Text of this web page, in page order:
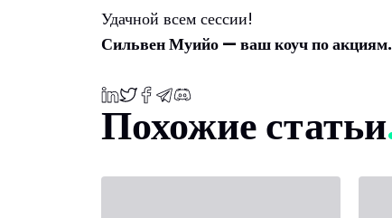
Удачной всем сессии!
Сильвен Муийо — ваш коуч по акциям.
Похожие статьи